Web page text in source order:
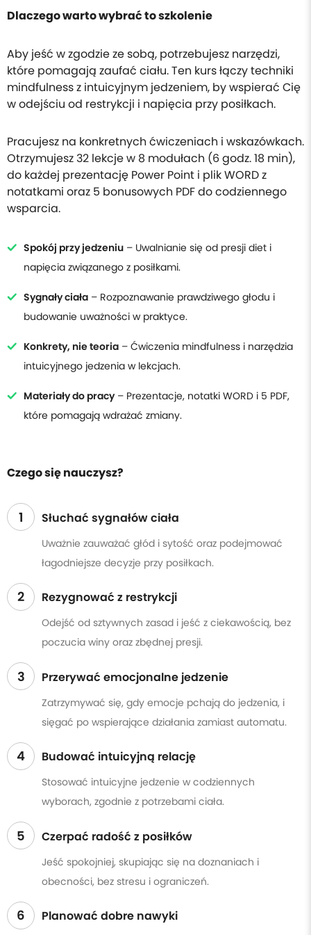
Dlaczego warto wybrać to szkolenie
Aby jeść w zgodzie ze sobą, potrzebujesz narzędzi,
które pomagają zaufać ciału. Ten kurs łączy techniki
mindfulness z intuicyjnym jedzeniem, by wspierać Cię
w odejściu od restrykcji i napięcia przy posiłkach.
Pracujesz na konkretnych ćwiczeniach i wskazówkach.
Otrzymujesz 32 lekcje w 8 modułach (6 godz. 18 min),
do każdej prezentację Power Point i plik WORD z
notatkami oraz 5 bonusowych PDF do codziennego
wsparcia.
Spokój przy jedzeniu – Uwalnianie się od presji diet i
napięcia związanego z posiłkami.
Sygnały ciała – Rozpoznawanie prawdziwego głodu i
budowanie uważności w praktyce.
Konkrety, nie teoria – Ćwiczenia mindfulness i narzędzia
intuicyjnego jedzenia w lekcjach.
Materiały do pracy– Prezentacje, notatki WORD i 5 PDF,
które pomagają wdrażać zmiany.
Czego się nauczysz?
1 Słuchać sygnałów ciała
Uważnie zauważać głód i sytość oraz podejmować
łagodniejsze decyzje przy posiłkach.
2 Rezygnować z restrykcji
Odejść od sztywnych zasad i jeść z ciekawością, bez
poczucia winy oraz zbędnej presji.
3 Przerywać emocjonalne jedzenie
Zatrzymywać się, gdy emocje pchają do jedzenia, i
sięgać po wspierające działania zamiast automatu.
4 Budować intuicyjną relację
Stosować intuicyjne jedzenie w codziennych
wyborach, zgodnie z potrzebami ciała.
5 Czerpać radość z posiłków
Jeść spokojniej, skupiając się na doznaniach i
obecności, bez stresu i ograniczeń.
6 Planować dobre nawyki